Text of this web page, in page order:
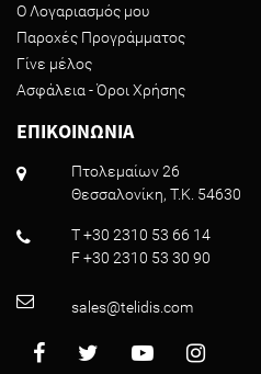
Ο Λογαριασμός μου
Παροχές Προγράμματος
Γίνε μέλος
Ασφάλεια - Όροι Χρήσης
ΕΠΙΚΟΙΝΩΝΙΑ
Πτολεμαίων 26
Θεσσαλονίκη, T.K. 54630
T +30 2310 53 66 14
F +30 2310 53 30 90
sales@telidis.com